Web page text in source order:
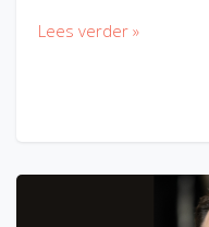
Lees verder »